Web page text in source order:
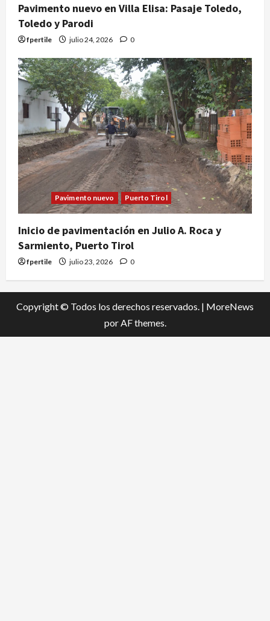
Pavimento nuevo en Villa Elisa: Pasaje Toledo,
Toledo y Parodi
fpertile julio 24, 2026 0
Pavimento nuevo Puerto Tirol
Inicio de pavimentación en Julio A. Roca y
Sarmiento, Puerto Tirol
fpertile julio 23, 2026 0
Copyright © Todos los derechos reservados. | MoreNews
por AF themes.